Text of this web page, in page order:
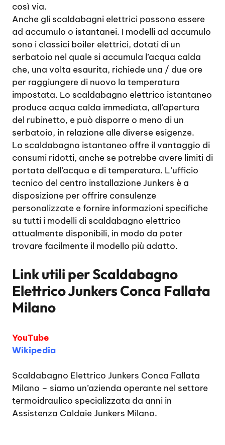
così via.
Anche gli scaldabagni elettrici possono essere
ad accumulo o istantanei. I modelli ad accumulo
sono i classici boiler elettrici, dotati di un
serbatoio nel quale si accumula l’acqua calda
che, una volta esaurita, richiede una / due ore
per raggiungere di nuovo la temperatura
impostata. Lo scaldabagno elettrico istantaneo
produce acqua calda immediata, all’apertura
del rubinetto, e può disporre o meno di un
serbatoio, in relazione alle diverse esigenze.
Lo scaldabagno istantaneo offre il vantaggio di
consumi ridotti, anche se potrebbe avere limiti di
portata dell’acqua e di temperatura. L’ufficio
tecnico del centro installazione Junkers è a
disposizione per offrire consulenze
personalizzate e fornire informazioni specifiche
su tutti i modelli di scaldabagno elettrico
attualmente disponibili, in modo da poter
trovare facilmente il modello più adatto.
Link utili perScaldabagno
Elettrico Junkers Conca Fallata
Milano
YouTube
Wikipedia
Scaldabagno Elettrico Junkers Conca Fallata
Milano – siamo un’azienda operante nel settore
termoidraulico specializzata da anni in
Assistenza Caldaie Junkers Milano.